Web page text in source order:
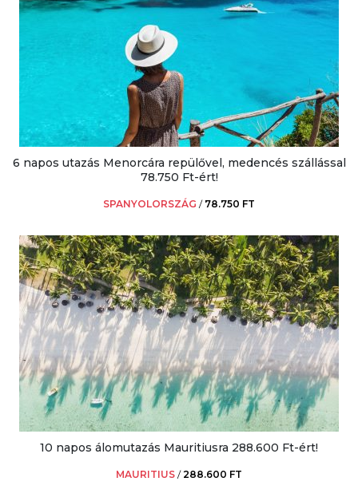
6 napos utazás Menorcára repülővel, medencés szállással
78.750 Ft-ért!
SPANYOLORSZÁG / 78.750 FT
10 napos álomutazás Mauritiusra 288.600 Ft-ért!
MAURITIUS /288.600 FT